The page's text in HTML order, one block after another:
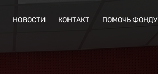
НОВОСТИ КОНТАКТ ПОМОЧЬ ФОНДУ